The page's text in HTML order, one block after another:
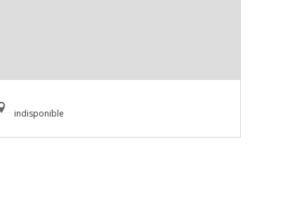
indisponible